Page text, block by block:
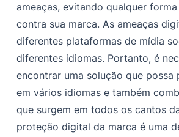
ameaças, evitando qualquer
contra sua marca. As ameaças
diferentes plataformas de mídia
diferentes idiomas. Portanto, é
encontrar uma solução que possa
em vários idiomas e também
que surgem em todos os cantos
proteção digital da marca é uma